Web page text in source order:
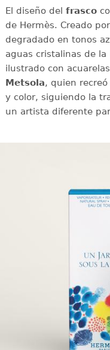
El diseño del frasco
de Hermès. Creado por
degradado en tonos
aguas cristalinas de la
ilustrado con
Metsola, quien
y color, siguiendo la
un artista diferente